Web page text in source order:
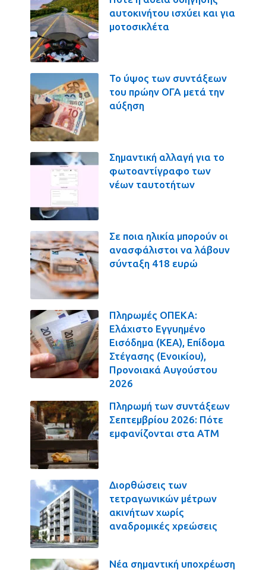
αυτοκινήτου ισχύει και για
μοτοσικλέτα
Το ύψος των συντάξεων
του πρώην ΟΓΑ μετά την
αύξηση
Σημαντική αλλαγή για το
φωτοαντίγραφο των
νέων ταυτοτήτων
Σε ποια ηλικία μπορούν οι
ανασφάλιστοι να λάβουν
σύνταξη 418 ευρώ
Πληρωμές ΟΠΕΚΑ:
Ελάχιστο Εγγυημένο
Εισόδημα (ΚΕΑ), Επίδομα
Στέγασης (Ενοικίου),
Προνοιακά Αυγούστου
2026
Πληρωμή των συντάξεων
Σεπτεμβρίου 2026: Πότε
εμφανίζονται στα ΑΤΜ
Διορθώσεις των
τετραγωνικών μέτρων
ακινήτων χωρίς
αναδρομικές χρεώσεις
Νέα σημαντική υποχρέωση